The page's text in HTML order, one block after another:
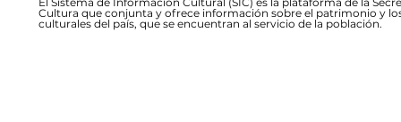
Cultura que conjunta y ofrece información sobre el patrimonio y
culturales del país, que se encuentran al servicio de la población.